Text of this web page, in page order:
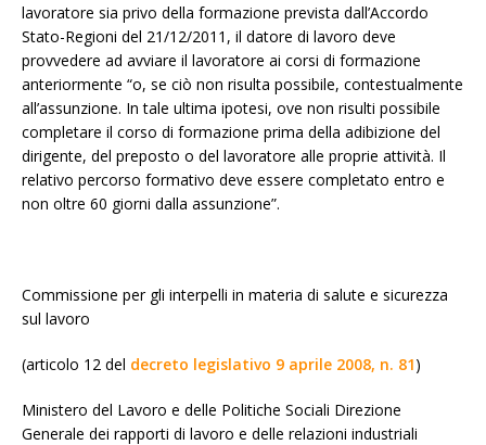
lavoratore sia privo della formazione prevista dall’Accordo
Stato-Regioni del 21/12/2011, il datore di lavoro deve
provvedere ad avviare il lavoratore ai corsi di formazione
anteriormente “o, se ciò non risulta possibile, contestualmente
all’assunzione. In tale ultima ipotesi, ove non risulti possibile
completare il corso di formazione prima della adibizione del
dirigente, del preposto o del lavoratore alle proprie attività. Il
relativo percorso formativo deve essere completato entro e
non oltre 60 giorni dalla assunzione”.
Commissione per gli interpelli in materia di salute e sicurezza
sul lavoro
(articolo 12 del decreto legislativo 9 aprile 2008, n. 81)
Ministero del Lavoro e delle Politiche Sociali Direzione
Generale dei rapporti di lavoro e delle relazioni industriali